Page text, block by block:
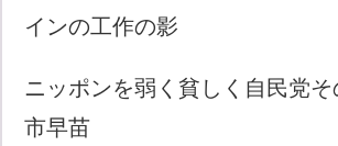
インの工作の影
ニッポンを弱く貧しく自民党
市早苗